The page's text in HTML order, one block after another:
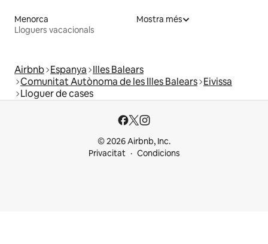
Menorca
Lloguers vacacionals
Mostra més
Airbnb Espanya Illes Balears
Comunitat Autònoma de les Illes Balears Eivissa
Lloguer de cases
© 2026 Airbnb, Inc.
Privacitat
Condicions